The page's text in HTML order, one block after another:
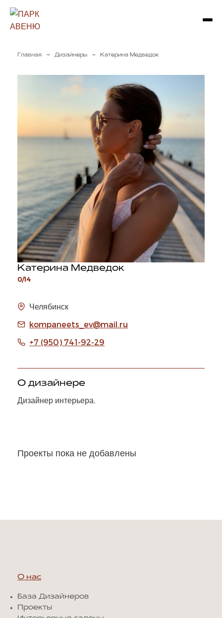
Главная → Дизайнеры → Катерина Медведок
Катерина Медведок
0/14
Челябинск
kompaneets_ev@mail.ru
+7 (950) 741-92-29
О дизайнере
Дизайнер интерьера.
Проекты пока не добавлены
О нас
База Дизайнеров
Проекты